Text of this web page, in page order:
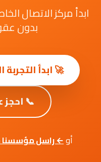
ابدأ مركز الاتصال
بدون
🚀 ابدأ التجربة
📞 احجز عرض
أو← راسل مؤسسنا